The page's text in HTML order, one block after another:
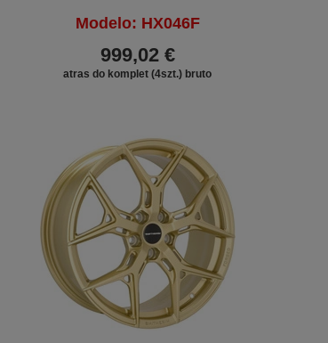
Modelo: HX046F
999,02 €
atras do komplet (4szt.) bruto